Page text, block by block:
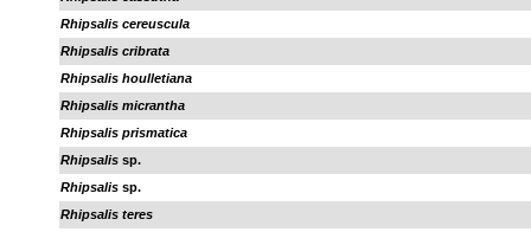
Rhipsalis cereuscula
Rhipsalis cribrata
Rhipsalis houlletiana
Rhipsalis micrantha
Rhipsalis prismatica
Rhipsalis sp.
Rhipsalis sp.
Rhipsalis teres